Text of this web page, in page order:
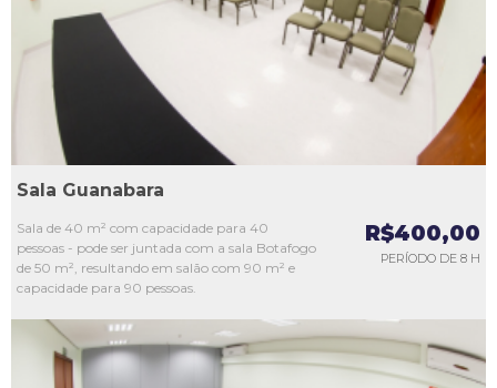
L4
L5
Sala Guanabara
Sala de 40 m² com capacidade para 40
pessoas - pode ser juntada com a sala Botafogo
de 50 m², resultando em salão com 90 m² e
capacidade para 90 pessoas.
R$400,00
PERÍODO DE 8 H